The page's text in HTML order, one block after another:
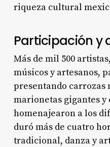
riqueza cultural
Participación y
Más de mil 500
músicos y artesanos,
presentando carrozas
marionetas gigantes
homenajearon a los
duró más de cuatro
tradicional, danza y